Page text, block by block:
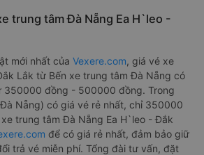
trung tâm Đà Nẵng Ea H`leo -
mới nhất của Vexere.com, giá vé xe
Lắk từ Bến xe trung tâm Đà Nẵng có
350000 đồng - 500000 đồng. Trong
Nẵng) có giá vé rẻ nhất, chỉ 350000
trung tâm Đà Nẵng Ea H`leo - Đắk
để có giá rẻ nhất, đảm bảo giữ
trả vé miễn phí. Tổng đài tư vấn, đặt